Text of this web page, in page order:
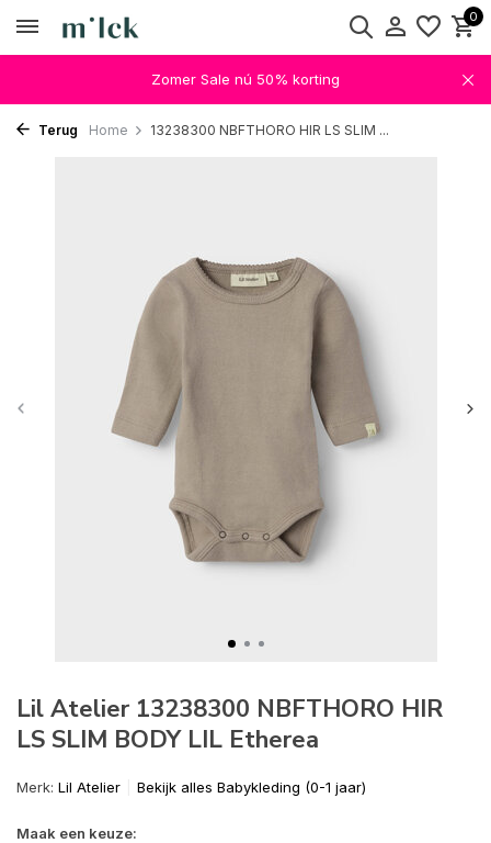
0
Zomer Sale nú 50% korting
Terug Home 13238300 NBFTHORO HIR LS SLIM ...
Lil Atelier 13238300 NBFTHORO HIR
LS SLIM BODY LIL Etherea
Merk: Lil Atelier Bekijk alles Babykleding (0-1 jaar)
Maak een keuze: